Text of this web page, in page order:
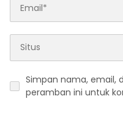
Simpan nama, email,
peramban ini untuk